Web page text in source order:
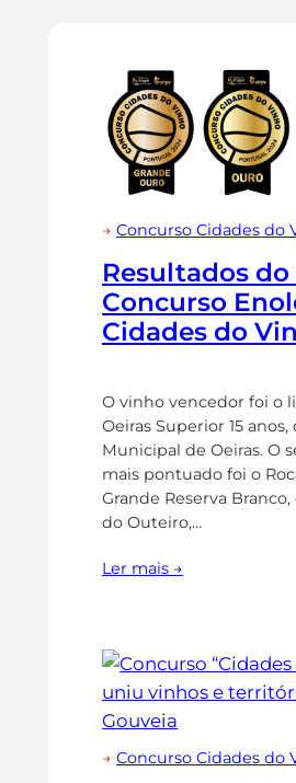
→Concurso Cidades do
Resultados do
Concurso
Cidades do
O vinho vencedor foi o
Oeiras Superior 15 anos,
Municipal de Oeiras. O
mais pontuado foi o
Grande Reserva
do Outeiro,…
Ler mais →
→Concurso Cidades do